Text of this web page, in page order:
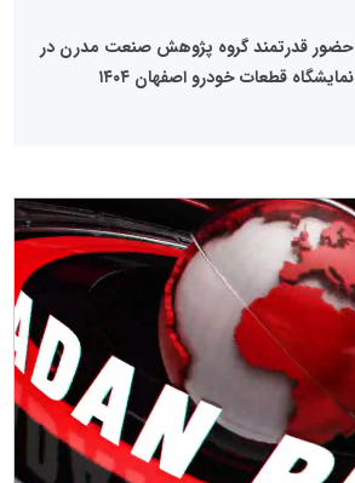
حضور قدرتمند گروه پژوهش صنعت مدرن در
نمایشگاه قطعات خودرو اصفهان ۱۴۰۴